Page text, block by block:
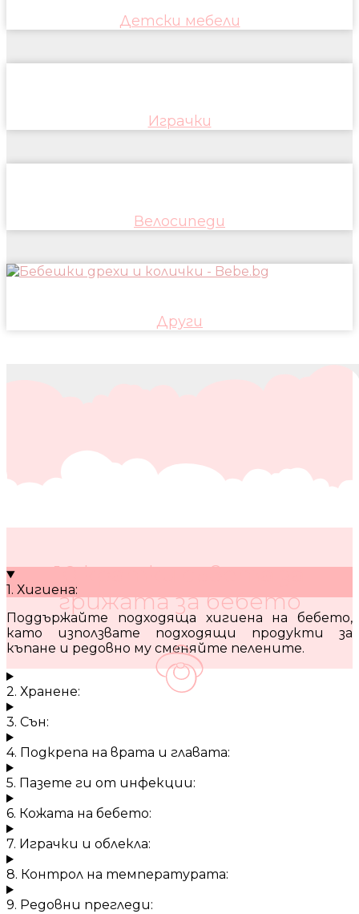
Детски мебели
Играчки
Велосипеди
Други
10 кратки съвета за
грижата за бебето
1. Хигиена:
Поддържайте подходяща хигиена на бебето,
като използвате подходящи продукти за
къпане и редовно му сменяйте пелените.
2. Хранене:
3. Сън:
4. Подкрепа на врата и главата:
5. Пазете ги от инфекции:
6. Кожата на бебето:
7. Играчки и облекла:
8. Контрол на температурата:
9. Редовни прегледи: